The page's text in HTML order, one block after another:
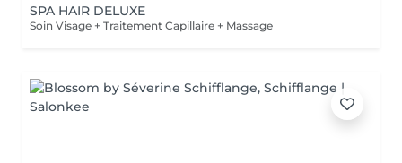
SPA HAIR DELUXE
Soin Visage + Traitement Capillaire + Massage